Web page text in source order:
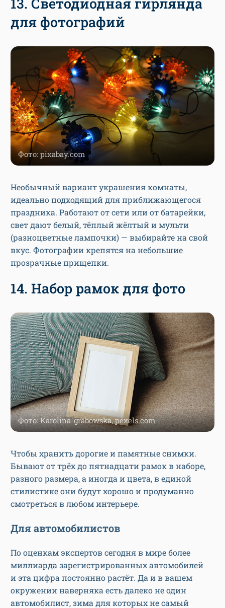
для фотографий
Фото: pixabay.com
Необычный вариант украшения комнаты,
идеально подходящий для приближающегося
праздника. Работают от сети или от батарейки,
свет дают белый, тёплый жёлтый и мульти
(разноцветные лампочки) — выбирайте на свой
вкус. Фотографии крепятся на небольшие
прозрачные прищепки.
14. Набор рамок для фото
Фото: Karolina-grabowska, pexels.com
Чтобы хранить дорогие и памятные снимки.
Бывают от трёх до пятнадцати рамок в наборе,
разного размера, а иногда и цвета, в единой
стилистике они будут хорошо и продуманно
смотреться в любом интерьере.
Для автомобилистов
По оценкам экспертов сегодня в мире более
миллиарда зарегистрированных автомобилей
и эта цифра постоянно растёт. Да и в вашем
окружении наверняка есть далеко не один
автомобилист, зима для которых не самый